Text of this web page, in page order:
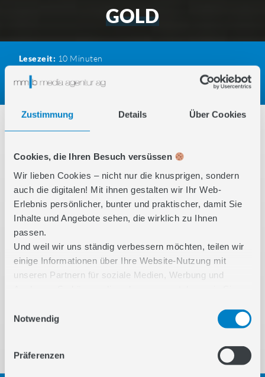
Zustimmung Details Über Cookies
Cookies, die Ihren Besuch versüssen
Wir lieben Cookies – nicht nur die knusprigen, sondern
auch die digitalen! Mit ihnen gestalten wir Ihr Web-
Erlebnis persönlicher, bunter und praktischer, damit Sie
Inhalte und Angebote sehen, die wirklich zu Ihnen
passen.
Und weil wir uns ständig verbessern möchten, teilen wir
einige Informationen über Ihre Website-Nutzung mit
unseren Partnern für soziale Medien, Werbung und
Features bieten. Unsere Partner kombinieren diese Infos
Dienste gesammelt wurden.
Notwendig
Präferenzen
GOLD
Lesezeit: 10 Minuten
Kategorie:
23. April
2024
1 Das Wichtigste in Kürze
2 Die essentielle Rolle der Datenqualität
3
Analytics: Der Schlüssel zur
Schatzkammer
4 Jenseits von Klicks und Impressionen:
Die Bedeutung von KPIs
5 Tracking Audit: Fundament für
6 Fazit